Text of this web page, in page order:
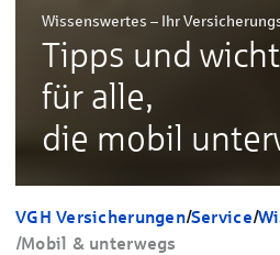
Wissenswertes – Ihr
Tipps und
für alle,
die mobil
VGH Versicherungen/Service/
/Mobil & unterwegs